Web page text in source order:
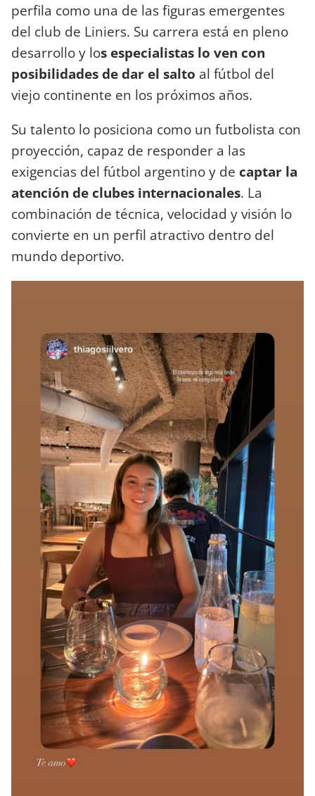
perfila como una de las figuras emergentes
del club de Liniers. Su carrera está en pleno
desarrollo y los especialistas lo ven con
posibilidades de dar el salto al fútbol del
viejo continente en los próximos años.
Su talento lo posiciona como un futbolista con
proyección, capaz de responder a las
exigencias del fútbol argentino y de captar la
atención de clubes internacionales. La
combinación de técnica, velocidad y visión lo
convierte en un perfil atractivo dentro del
mundo deportivo.